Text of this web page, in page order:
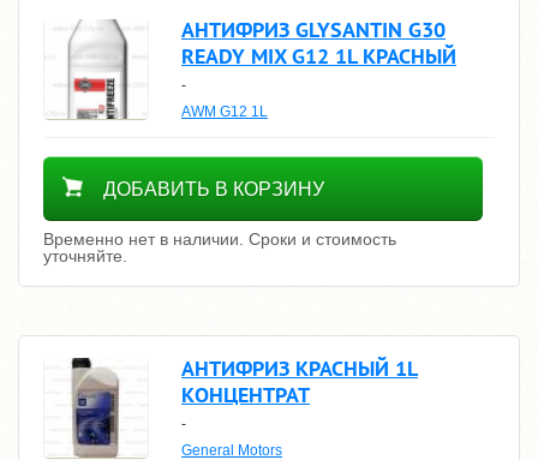
АНТИФРИЗ GLYSANTIN G30
READY MIX G12 1L КРАСНЫЙ
-
AWM G12 1L
Уточнить цену
ДОБАВИТЬ В КОРЗИНУ
Временно нет в наличии. Сроки и стоимость
уточняйте.
АНТИФРИЗ КРАСНЫЙ 1L
КОНЦЕНТРАТ
-
General Motors